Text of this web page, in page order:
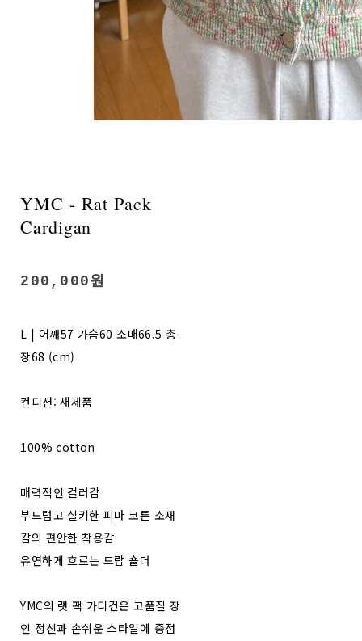
YMC - Rat Pack
Cardigan
200,000원
L | 어깨57 가슴60 소매66.5 총
장68 (cm)
컨디션: 새제품
100% cotton
매력적인 컬러감
부드럽고 실키한 피마 코튼 소재
감의 편안한 착용감
유연하게 흐르는 드랍 숄더
YMC의 랫 팩 가디건은 고품질 장
인 정신과 손쉬운 스타일에 중점